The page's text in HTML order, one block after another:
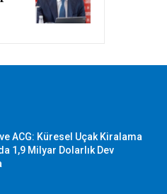
ve ACG: Küresel Uçak Kiralama
1,9 Milyar Dolarlık Dev